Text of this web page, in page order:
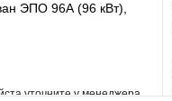
ЭПО 96А (96 кВт),
уточните у менеджера